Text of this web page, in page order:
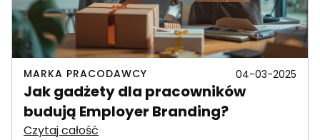
MARKA PRACODAWCY 04-03-2025
Jak gadżety dla pracowników
budują Employer Branding?
Czytaj całość